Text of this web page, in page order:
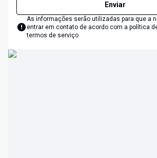
Enviar
As informações serão utilizadas para que a
entrar em contato de acordo com a política
termos de serviço